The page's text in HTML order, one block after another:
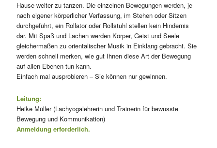
Hause weiter zu tanzen. Die einzelnen Bewegungen werden, je
nach eigener körperlicher Verfassung, im Stehen oder Sitzen
durchgeführt, ein Rollator oder Rollstuhl stellen kein Hindernis
dar. Mit Spaß und Lachen werden Körper, Geist und Seele
gleichermaßen zu orientalischer Musik in Einklang gebracht. Sie
werden schnell merken, wie gut Ihnen diese Art der Bewegung
auf allen Ebenen tun kann.
Einfach mal ausprobieren – Sie können nur gewinnen.
Leitung:
Heike Müller (Lachyogalehrerin und Trainerin für bewusste
Bewegung und Kommunikation)
Anmeldung erforderlich.